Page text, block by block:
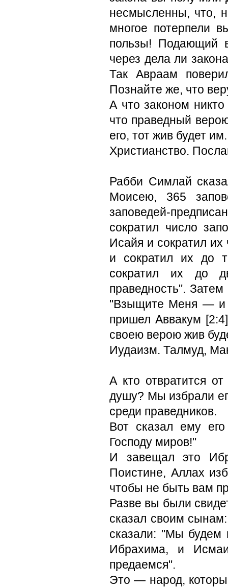
несмысленны, что,
многое потерпели
пользы! Подающий
через дела ли
Так Авраам
Познайте же, что
А что законом
что праведный
его, тот жив будет им.
Христианство.
Рабби Симлай
Моисею, 365
заповедей-
сократил число
Исайя и сократил
и сократил их до
сократил их до
праведность".
"Взыщите Меня — и
пришел Аввакум
своею верою жив
Иудаизм. Талмуд,
А кто отвратится
душу? Мы избрали
среди праведников.
Вот сказал ему
Господу миров!"
И завещал это
Поистине, Аллах
чтобы не быть вам
Разве вы были
сказал своим
сказали: "Мы будем
Ибрахима, и
предаемся".
Это — народ,